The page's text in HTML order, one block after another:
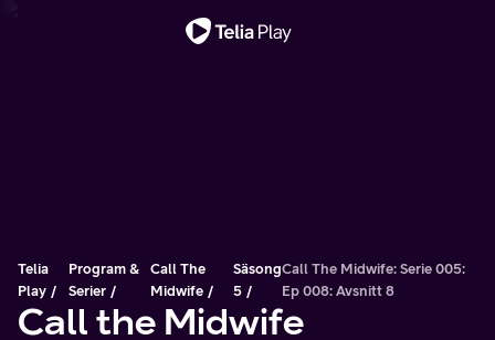
Telia
Play
Program &
Serier
Call The
Midwife
Säsong
5
Call The Midwife: Serie 005:
Ep 008: Avsnitt 8
Call the Midwife